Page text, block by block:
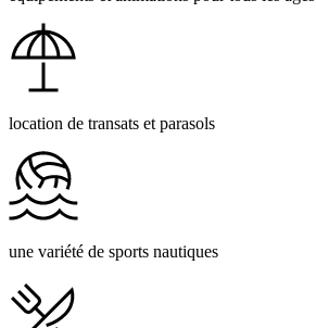
location de transats et parasols
une variété de sports nautiques